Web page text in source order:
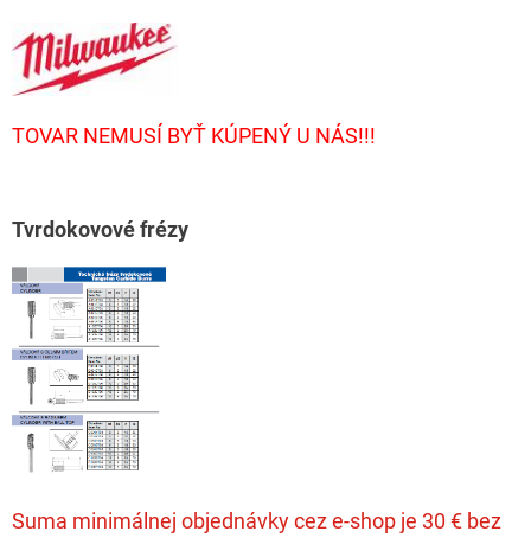
TOVAR NEMUSÍ BYŤ KÚPENÝ U NÁS!!!
Tvrdokovové frézy
Suma minimálnej objednávky cez e-shop je 30 € bez